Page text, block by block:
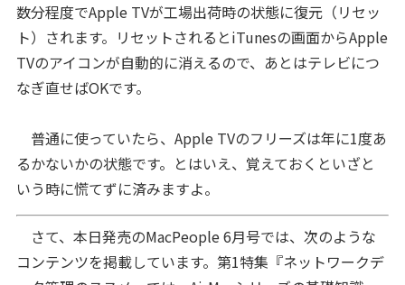
数分程度でApple TVが工場出荷時の状態に復元（リセッ
ト）されます。リセットされるとiTunesの画面からApple
TVのアイコンが自動的に消えるので、あとはテレビにつ
なぎ直せばOKです。
普通に使っていたら、Apple TVのフリーズは年に1度あ
るかないかの状態です。とはいえ、覚えておくといざと
いう時に慌てずに済みますよ。
さて、本日発売のMacPeople 6月号では、次のような
コンテンツを掲載しています。第1特集『ネットワークデ